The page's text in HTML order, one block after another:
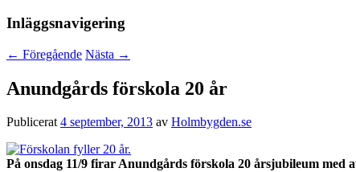
Inläggsnavigering
← Föregående Nästa →
Anundgårds förskola 20 år
Publicerat4 september, 2013 av Holmbygden.se
På onsdag 11/9 firar Anundgårds förskola 20 årsjubileum med